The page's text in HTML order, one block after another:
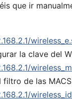
que ir
la clave del
filtro de las MACS